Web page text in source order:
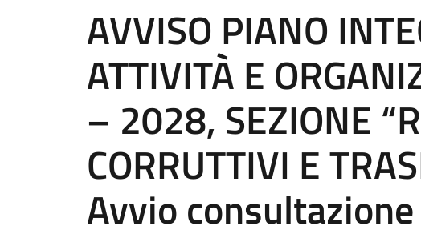
AVVISO PIANO
ATTIVITÀ E
– 2028, SEZIONE
CORRUTTIVI E
Avvio